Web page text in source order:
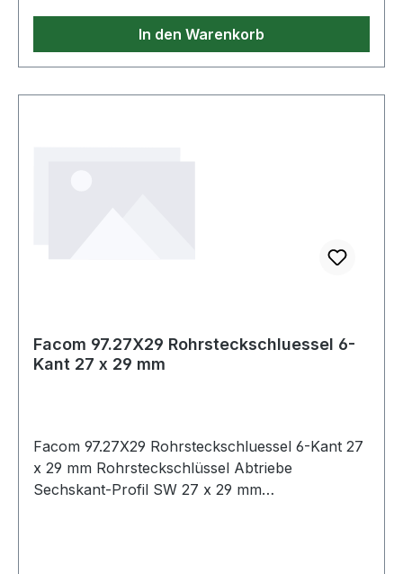
In den Warenkorb
Facom 97.27X29 Rohrsteckschluessel 6-
Kant 27 x 29 mm
Facom 97.27X29 Rohrsteckschluessel 6-Kant 27
x 29 mm Rohrsteckschlüssel Abtriebe
Sechskant-Profil SW 27 x 29 mm